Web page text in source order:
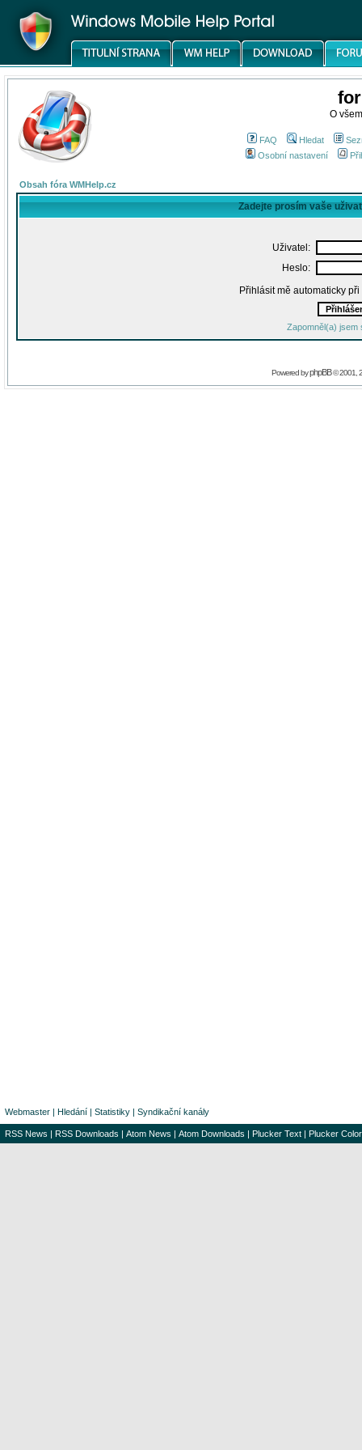
O
FAQ Hledat
Osobní nastavení
Obsah fóra WMHelp.cz
Zadejte prosím vaše
Uživatel:
Heslo:
Přihlásit mě automaticky
Zapomněl(a) jsem
Powered byphpBB© 2001,
Webmaster | Hledání | Statistiky | Syndikační kanály
RSS News | RSS Downloads | Atom News | Atom Downloads | Plucker Text | Plucker Color